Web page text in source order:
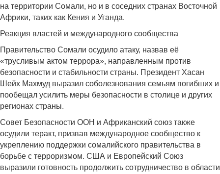
на территории Сомали, но и в соседних странах Восточной
Африки, таких как Кения и Уганда.
Реакция властей и международного сообщества
Правительство Сомали осудило атаку, назвав её
«трусливым актом террора», направленным против
безопасности и стабильности страны. Президент Хасан
Шейх Махмуд выразил соболезнования семьям погибших и
пообещал усилить меры безопасности в столице и других
регионах страны.
Совет Безопасности ООН и Африканский союз также
осудили теракт, призвав международное сообщество к
укреплению поддержки сомалийского правительства в
борьбе с терроризмом. США и Европейский Союз
выразили готовность продолжить сотрудничество в области